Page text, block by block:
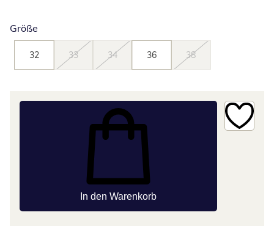
Größe
32 33 34 36 38
In den Warenkorb